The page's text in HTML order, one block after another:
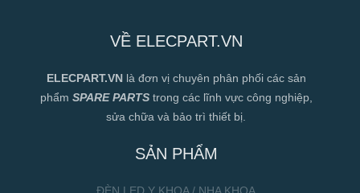
VỀ ELECPART.VN
ELECPART.VN là đơn vị chuyên phân phối các sản
phẩm SPARE PARTStrong các lĩnh vực công nghiệp,
sửa chữa và bảo trì thiết bị.
SẢN PHẨM
ĐÈN LED Y KHOA / NHA KHOA